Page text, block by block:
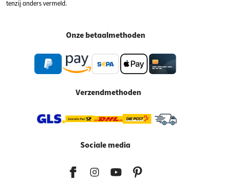
tenzij anders vermeld.
Onze betaalmethoden
Verzendmethoden
Sociale media